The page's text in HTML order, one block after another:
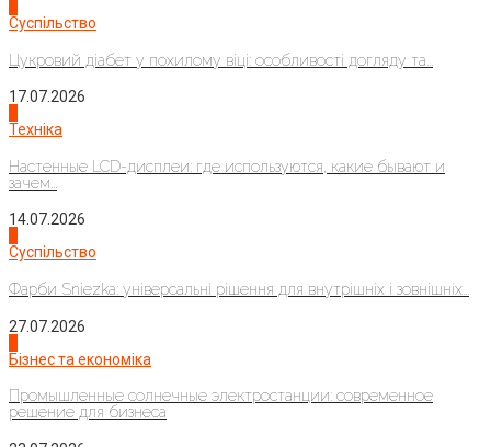
Суспільство
Цукровий діабет у похилому віці: особливості догляду та...
17.07.2026
Техніка
Настенные LCD-дисплеи: где используются, какие бывают и
зачем...
14.07.2026
Суспільство
Фарби Sniezka: універсальні рішення для внутрішніх і зовнішніх...
27.07.2026
Бізнес та економіка
Промышленные солнечные электростанции: современное
решение для бизнеса